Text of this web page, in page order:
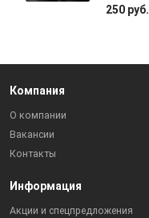
250 руб.
Компания
О компании
Вакансии
Контакты
Информация
Акции и спецпредложения